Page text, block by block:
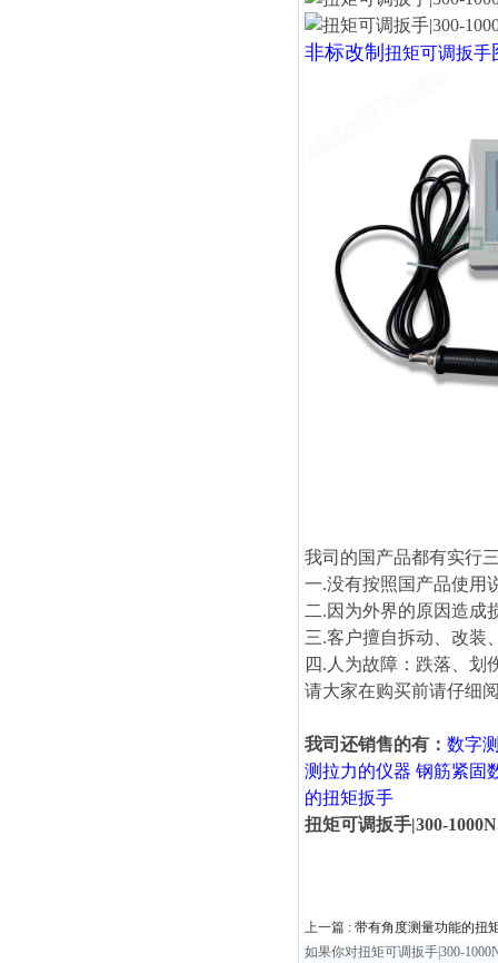
非标改制 扭矩可调扳手
我司的国产品都有实行
一.没有按照国产品使用
二.因为外界的原因造成
三.客户擅自拆动、改装
四.人为故障：跌落、划
请大家在购买前请仔细
我司还销售的有： 数字
测拉力的仪器 钢筋紧固
的扭矩扳手
扭矩可调扳手|300-
上一篇 : 带有角度测量功能的扭
如果你对扭矩可调扳手|300-